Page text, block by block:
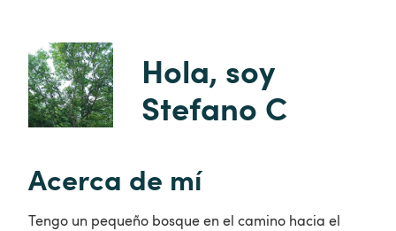
Hola, soy
Stefano C
Acerca de mí
Tengo un pequeño bosque en el camino hacia el